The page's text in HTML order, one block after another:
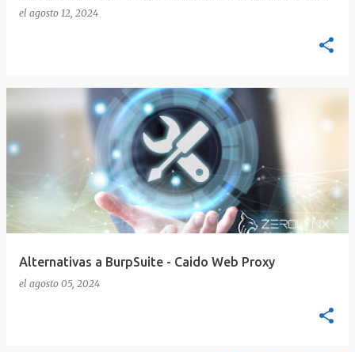
el agosto 12, 2024
Alternativas a BurpSuite - Caido Web Proxy
el agosto 05, 2024